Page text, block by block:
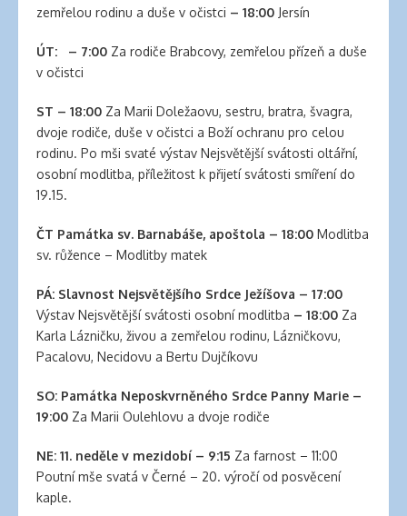
london
clothes
length
extensions
auckland
clothes
extensions
walmart
zemřelou rodinu a duše v očistci – 18:00 Jersín
ÚT: – 7:00 Za rodiče Brabcovy, zemřelou přízeň a duše
v očistci
ST – 18:00 Za Marii Doležaovu, sestru, bratra, švagra,
dvoje rodiče, duše v očistci a Boží ochranu pro celou
rodinu. Po mši svaté výstav Nejsvětější svátosti oltářní,
osobní modlitba, příležitost k přijetí svátosti smíření do
19.15.
ČT Památka sv. Barnabáše, apoštola – 18:00 Modlitba
sv. růžence – Modlitby matek
PÁ: Slavnost Nejsvětějšího Srdce Ježíšova – 17:00
Výstav Nejsvětější svátosti osobní modlitba – 18:00 Za
Karla Lázničku, živou a zemřelou rodinu, Lázničkovu,
Pacalovu, Necidovu a Bertu Dujčíkovu
SO: Památka Neposkvrněného Srdce Panny Marie –
19:00 Za Marii Oulehlovu a dvoje rodiče
NE: 11. neděle v mezidobí – 9:15 Za farnost – 11:00
Poutní mše svatá v Černé – 20. výročí od posvěcení
kaple.